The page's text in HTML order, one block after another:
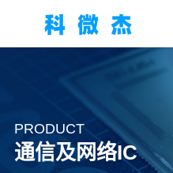
PRODUCT
通信及网络IC